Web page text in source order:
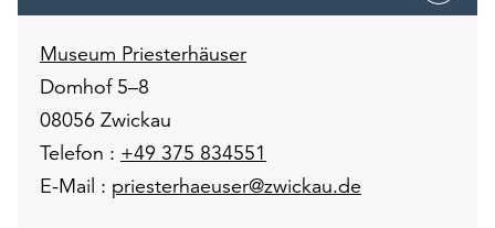
Museum Priesterhäuser
Domhof 5–8
08056 Zwickau
Telefon : +49 375 834551
E-Mail : priesterhaeuser@zwickau.de